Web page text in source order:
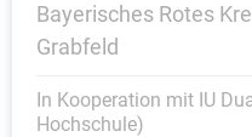
Bayerisches Rotes
Grabfeld
In Kooperation mit IU
Hochschule)